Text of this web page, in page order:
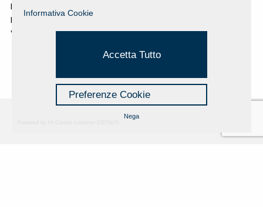
PROGETTI SOSTENUTI
RASSEGNA STAMPA
VIDEO
Informativa Cookie
Accetta Tutto
Preferenze Cookie
Nega